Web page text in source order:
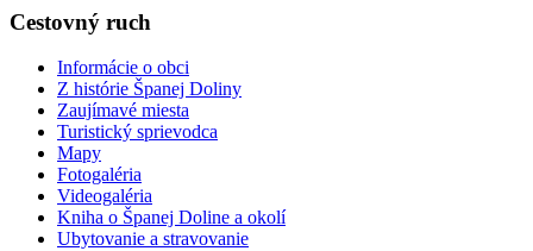
Cestovný ruch
Informácie o obci
Z histórie Španej Doliny
Zaujímavé miesta
Turistický sprievodca
Mapy
Fotogaléria
Videogaléria
Kniha o Španej Doline a okolí
Ubytovanie a stravovanie